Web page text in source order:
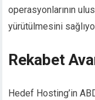
operasyonlarının
yürütülmesini
Rekabet
Hedef Hosting’in